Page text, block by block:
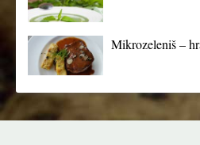
Mikrozeleniš –